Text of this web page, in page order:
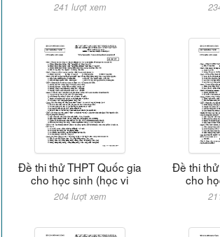
241 lượt xem
Đề thi thử THPT Quốc gia
cho học sinh (học vi
204 lượt xem
Đề thi
cho